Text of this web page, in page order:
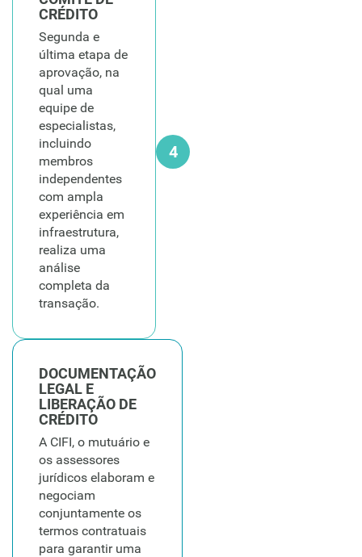
CRÉDITO
Segunda e
última etapa de
aprovação, na
qual uma
equipe de
especialistas,
incluindo
membros
independentes
com ampla
experiência em
infraestrutura,
realiza uma
análise
completa da
transação.
4
DOCUMENTAÇÃO
LEGAL E
LIBERAÇÃO DE
CRÉDITO
A CIFI, o mutuário e
os assessores
jurídicos elaboram e
negociam
conjuntamente os
termos contratuais
para garantir uma